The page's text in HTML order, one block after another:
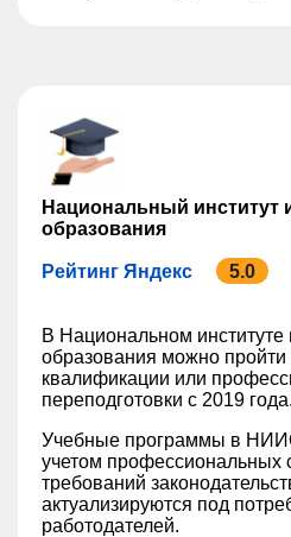
Национальный институт
образования
Рейтинг Яндекс 5.0
В Национальном институте
образования можно
квалификации или
переподготовки с 2019 года.
Учебные программы в
учетом профессиональных
требований
актуализируются под
работодателей.